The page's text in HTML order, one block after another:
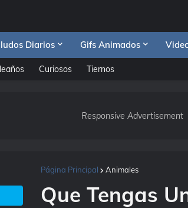
Diarios Gifs Animados
Curiosos Tiernos
Responsive Advertisement
Página Principal Animales
Que Tengas